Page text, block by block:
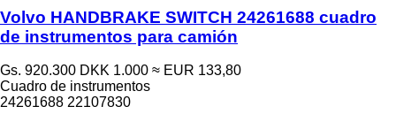
Volvo HANDBRAKE SWITCH 24261688 cuadro
de instrumentos para camión
Gs. 920.300 DKK 1.000 ≈ EUR 133,80
Cuadro de instrumentos
24261688 22107830